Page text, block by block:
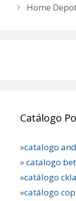
Home
Catálogo
»catalogo
»catalogo
»catálogo
»catálogo